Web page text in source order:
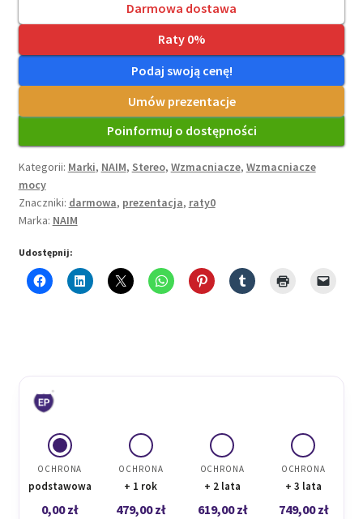
Darmowa dostawa
Raty 0%
Podaj swoją cenę!
Umów prezentacje
Poinformuj o dostępności
Kategorii: Marki, NAIM, Stereo, Wzmacniacze, Wzmacniacze
mocy
Znaczniki: darmowa, prezentacja, raty0
Marka: NAIM
Udostępnij:
OCHRONA
podstawowa
0,00zł
OCHRONA
+ 1 rok
479,00zł
OCHRONA
+ 2 lata
619,00zł
OCHRONA
+ 3 lata
749,00zł